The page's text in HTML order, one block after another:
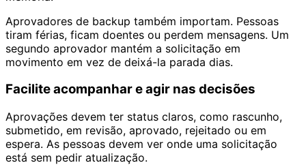
Aprovadores de backup também importam. Pessoas
tiram férias, ficam doentes ou perdem mensagens. Um
segundo aprovador mantém a solicitação em
movimento em vez de deixá-la parada dias.
Facilite acompanhar e agir nas decisões
Aprovações devem ter status claros, como rascunho,
submetido, em revisão, aprovado, rejeitado ou em
espera. As pessoas devem ver onde uma solicitação
está sem pedir atualização.